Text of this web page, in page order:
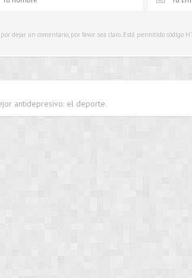
por dejar un comentario, por favor sea claro. Está permitido código
antidepresivo: el deporte.